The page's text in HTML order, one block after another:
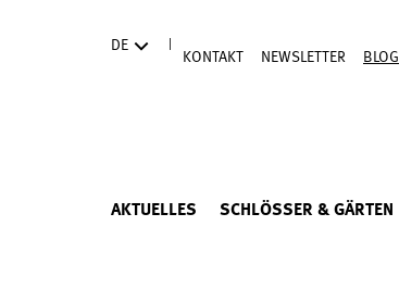
DE
KONTAKT NEWSLETTER BLOG
AKTUELLES SCHLÖSSER & GÄRTEN